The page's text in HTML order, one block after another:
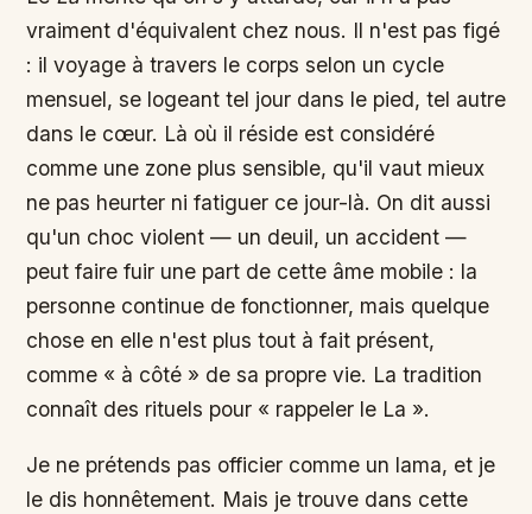
vraiment d'équivalent chez nous. Il n'est pas figé
: il voyage à travers le corps selon un cycle
mensuel, se logeant tel jour dans le pied, tel autre
dans le cœur. Là où il réside est considéré
comme une zone plus sensible, qu'il vaut mieux
ne pas heurter ni fatiguer ce jour-là. On dit aussi
qu'un choc violent — un deuil, un accident —
peut faire fuir une part de cette âme mobile : la
personne continue de fonctionner, mais quelque
chose en elle n'est plus tout à fait présent,
comme « à côté » de sa propre vie. La tradition
connaît des rituels pour « rappeler le La ».
Je ne prétends pas officier comme un lama, et je
le dis honnêtement. Mais je trouve dans cette